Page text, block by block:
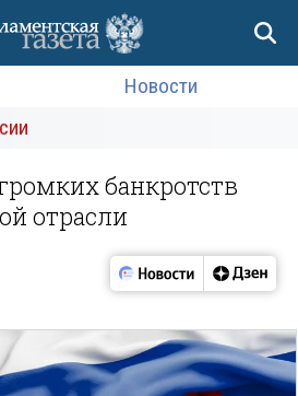
Новости
банкротств
отрасли